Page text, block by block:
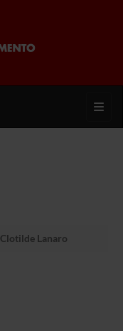
Clotilde Lanaro